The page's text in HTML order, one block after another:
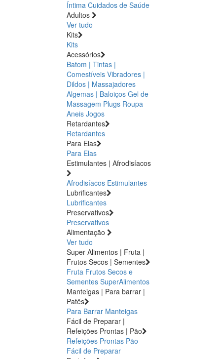
Íntima Cuidados de Saúde
Adultos
Ver tudo
Kits
Kits
Acessórios
Batom | Tintas |
Comestíveis Vibradores |
Dildos | Massajadores
Algemas | Baloiços Gel de
Massagem Plugs Roupa
Aneis Jogos
Retardantes
Retardantes
Para Elas
Para Elas
Estimulantes | Afrodisíacos
Afrodisíacos Estimulantes
Lubrificantes
Lubrificantes
Preservativos
Preservativos
Alimentação
Ver tudo
Super Alimentos | Fruta |
Frutos Secos | Sementes
Fruta Frutos Secos e
Sementes SuperAlimentos
Manteigas | Para barrar |
Patês
Para Barrar Manteigas
Fácil de Preparar |
Refeições Prontas | Pão
Refeições Prontas Pão
Fácil de Preparar